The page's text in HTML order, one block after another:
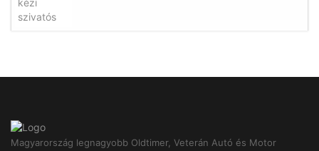
Magyarország legnagyobb Oldtimer, Veterán Autó és Motor